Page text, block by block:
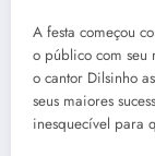
A festa começou
o público com seu
o cantor Dilsinho
seus maiores
inesquecível para